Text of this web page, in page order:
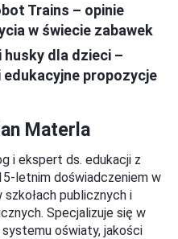
Trains – opinie
w świecie zabawek
husky dla dzieci –
propozycje
Materla
i ekspert ds. edukacji z
letnim doświadczeniem w
szkołach publicznych i
Specjalizuje się w
systemu oświaty, jakości